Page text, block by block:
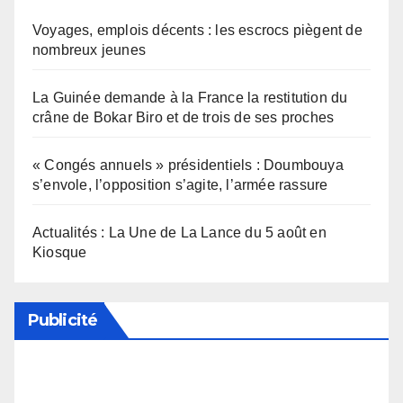
Voyages, emplois décents : les escrocs piègent de
nombreux jeunes
La Guinée demande à la France la restitution du
crâne de Bokar Biro et de trois de ses proches
« Congés annuels » présidentiels : Doumbouya
s’envole, l’opposition s’agite, l’armée rassure
Actualités : La Une de La Lance du 5 août en
Kiosque
Publicité